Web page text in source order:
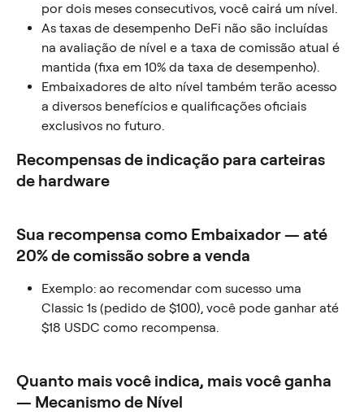
por dois meses consecutivos, você cairá um nível.
As taxas de desempenho DeFi não são incluídas
na avaliação de nível e a taxa de comissão atual é
mantida (fixa em 10% da taxa de desempenho).
Embaixadores de alto nível também terão acesso
a diversos benefícios e qualificações oficiais
exclusivos no futuro.
Recompensas de indicação para carteiras
de hardware
Sua recompensa como Embaixador — até
20% de comissão sobre a venda
Exemplo: ao recomendar com sucesso uma
Classic 1s (pedido de $100), você pode ganhar até
$18 USDC como recompensa.
Quanto mais você indica, mais você ganha
— Mecanismo de Nível